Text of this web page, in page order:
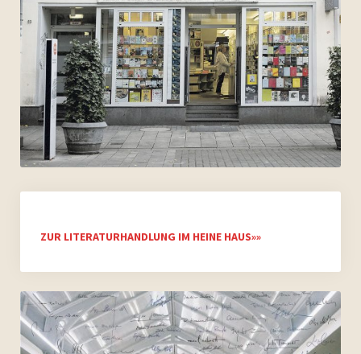
ZUR LITERATURHANDLUNG IM HEINE HAUS»»